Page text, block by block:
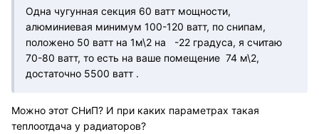
Одна чугунная секция 60 ватт мощности,
алюминиевая минимум 100-120 ватт, по снипам,
положено 50 ватт на 1м\2 на -22 градуса, я считаю
70-80 ватт, то есть на ваше помещение 74 м\2,
достаточно 5500 ватт .
Можно этот СНиП? И при каких параметрах такая
теплоотдача у радиаторов?